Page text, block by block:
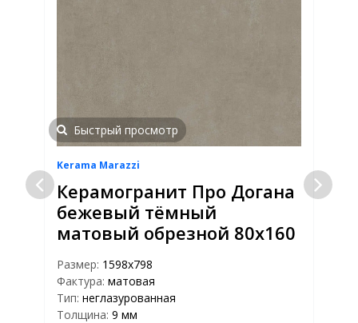
Быстрый просмотр
Kerama Marazzi
Керамогранит Про Догана
бежевый тёмный
матовый обрезной 80х160
Размер: 1598х798
Фактура: матовая
Тип: неглазурованная
Толщина: 9 мм